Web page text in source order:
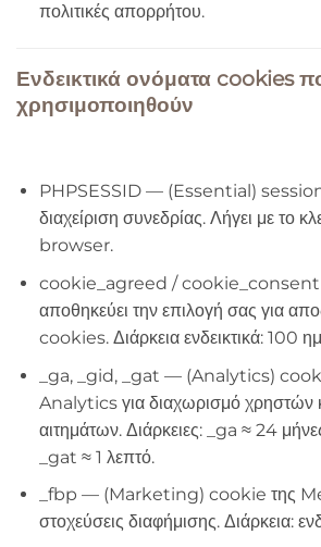
πολιτικές απορρήτου.
Ενδεικτικά ονόματα cookies
χρησιμοποιηθούν
PHPSESSID — (Essential)
διαχείριση συνεδρίας. Λήγει με το
browser.
cookie_agreed /
αποθηκεύει την επιλογή σας για
cookies. Διάρκεια ενδεικτικά: 100
_ga, _gid, _gat — (Analytics)
Analytics για διαχωρισμό χρηστών
αιτημάτων. Διάρκειες: _ga ≈ 24
_gat ≈ 1 λεπτό.
_fbp — (Marketing) cookie της
στοχεύσεις διαφήμισης. Διάρκεια: